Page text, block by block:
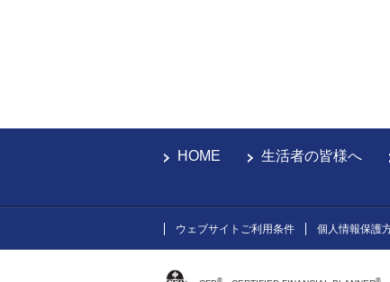
HOME 生活者の皆様へ
ウェブサイトご利用条件 個人情報保護
® ®